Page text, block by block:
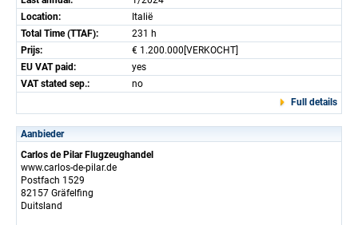
Location:
Italië
Total Time (TTAF):
231 h
Prijs:
€ 1.200.000[VERKOCHT]
EU VAT paid:
yes
VAT stated sep.:
no
Full details
Aanbieder
Carlos de Pilar Flugzeughandel
www.carlos-de-pilar.de
Postfach 1529
82157 Gräfelfing
Duitsland